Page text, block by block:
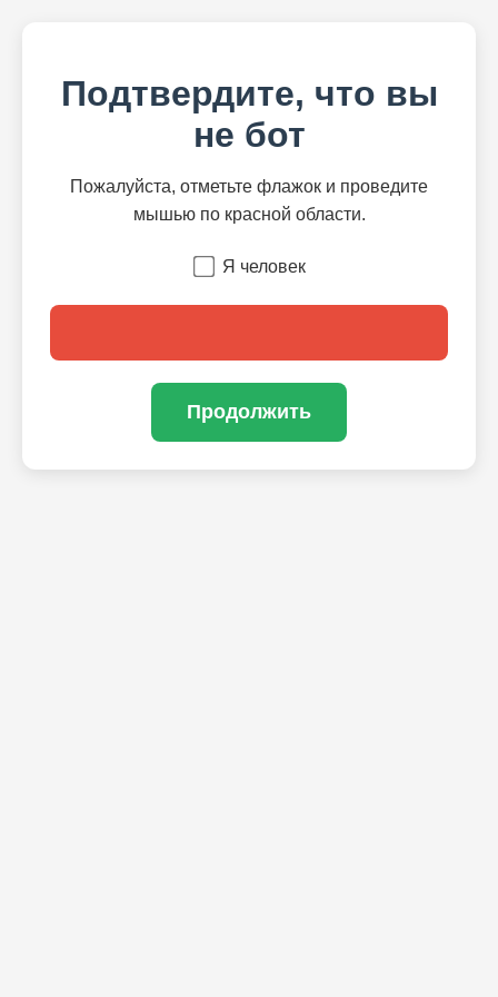
Подтвердите, что вы
не бот
Пожалуйста, отметьте флажок и проведите
мышью по красной области.
Я человек
Продолжить